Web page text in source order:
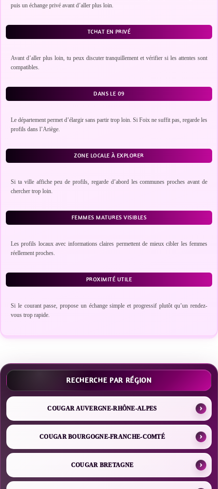
puis un échange privé avant d’aller plus loin.
TCHAT EN PRIVÉ
Avant d’aller plus loin, tu peux discuter tranquillement et vérifier si les attentes sont
compatibles.
DANS LE 09
Le département permet d’élargir sans partir trop loin. Si Foix ne suffit pas, regarde les
profils dans l’Ariège.
ZONE LOCALE À EXPLORER
Si ta ville affiche peu de profils, regarde d’abord les communes proches avant de
chercher trop loin.
FEMMES MATURES VISIBLES
Les profils locaux avec informations claires permettent de mieux cibler les femmes
réellement proches.
PROXIMITÉ UTILE
Si le courant passe, propose un échange simple et progressif plutôt qu’un rendez-
vous trop rapide.
RECHERCHE PAR RÉGION
COUGAR AUVERGNE-RHÔNE-ALPES
COUGAR BOURGOGNE-FRANCHE-COMTÉ
COUGAR BRETAGNE